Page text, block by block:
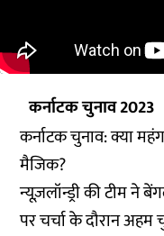
कर्नाटक चुनाव 2023
कर्नाटक चुनाव: क्या
मैजिक?
न्यूज़लॉन्ड्री की टीम ने
पर चर्चा के दौरान अहम